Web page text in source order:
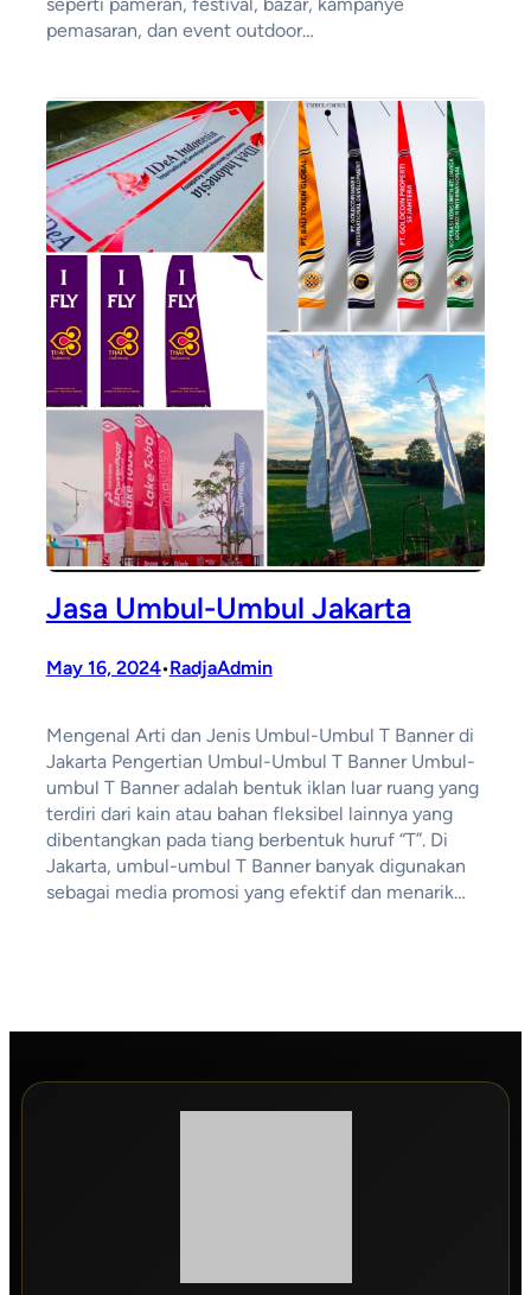
pemasaran, dan event outdoor…
Jasa Umbul-Umbul Jakarta
May 16, 2024•RadjaAdmin
Mengenal Arti dan Jenis Umbul-Umbul T Banner di
Jakarta Pengertian Umbul-Umbul T Banner Umbul-
umbul T Banner adalah bentuk iklan luar ruang yang
terdiri dari kain atau bahan fleksibel lainnya yang
dibentangkan pada tiang berbentuk huruf “T”. Di
Jakarta, umbul-umbul T Banner banyak digunakan
sebagai media promosi yang efektif dan menarik…